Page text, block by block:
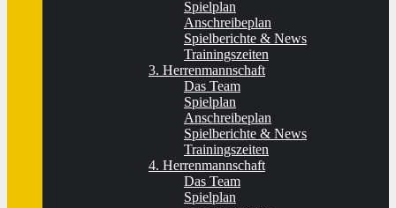
Spielplan
Anschreibeplan
Spielberichte & News
Trainingszeiten
3. Herrenmannschaft
Das Team
Spielplan
Anschreibeplan
Spielberichte & News
Trainingszeiten
4. Herrenmannschaft
Das Team
Spielplan